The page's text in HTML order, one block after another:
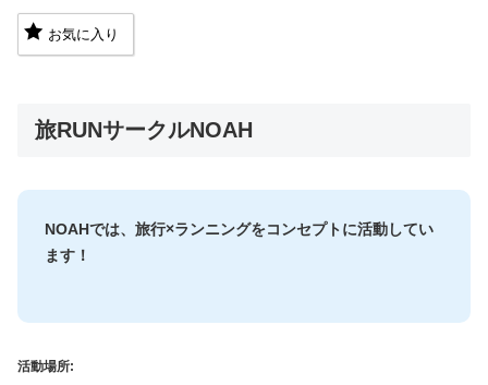
お気に入り
旅RUNサークルNOAH
NOAHでは、旅行×ランニングをコンセプトに活動してい
ます！
活動場所: